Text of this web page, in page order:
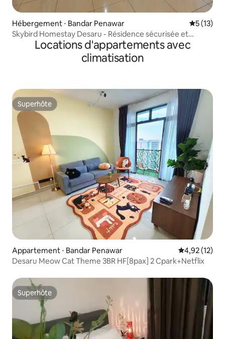
Hébergement ⋅ Bandar Penawar
5 (13)
Skybird Homestay Desaru - Résidence sécurisée et
protégéeLocations d'appartements avec
climatisation
Superhôte
Superhôte
Appartement ⋅ Bandar Penawar Évaluation
4,92 (12)
Desaru Meow Cat Theme 3BR HF[8pax] 2 Cpark+Netflix
Superhôte
Superhôte